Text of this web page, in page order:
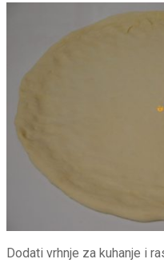
Dodati vrhnje za kuhanje i